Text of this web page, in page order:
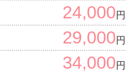
24,000円
29,000円
34,000円